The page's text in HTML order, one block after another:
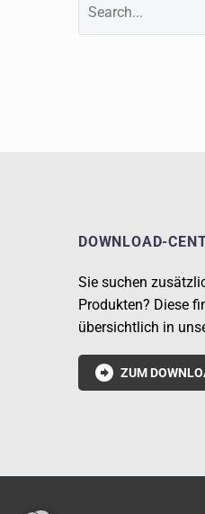
DOWNLOAD-
Sie suchen
Produkten? Diese
übersichtlich in
 ZUM